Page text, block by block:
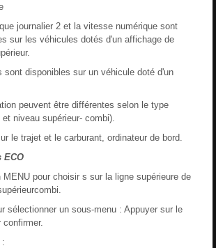
journalier 2 et la vitesse numérique sont
sur les véhicules dotés d'un affichage de
sont disponibles sur un véhicule doté d'un
peuvent être différentes selon le type
niveau supérieur- combi).
le trajet et le carburant, ordinateur de bord.
ECO
pour choisir s sur la ligne supérieure de
sélectionner un sous-menu : Appuyer sur le
: